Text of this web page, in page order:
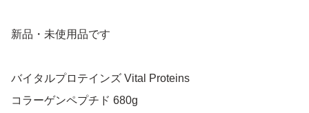
新品・未使用品です
バイタルプロテインズ Vital Proteins
コラーゲンペプチド 680g